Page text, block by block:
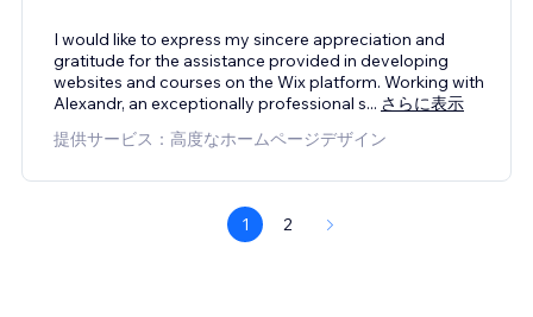
I would like to express my sincere appreciation and
gratitude for the assistance provided in developing
websites and courses on the Wix platform. Working with
Alexandr, an exceptionally professional s... さらに表示
提供サービス：高度なホームページデザイン
1 2